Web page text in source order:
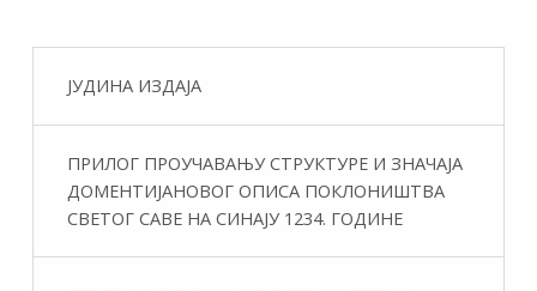
ЈУДИНА ИЗДАЈА
ПРИЛОГ ПРОУЧАВАЊУ СТРУКТУРЕ И ЗНАЧАЈА
ДОМЕНТИЈАНОВОГ ОПИСА ПОКЛОНИШТВА
СВЕТОГ САВЕ НА СИНАЈУ 1234. ГОДИНЕ